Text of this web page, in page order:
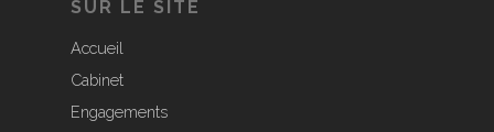
SUR LE SITE
Accueil
Cabinet
Engagements